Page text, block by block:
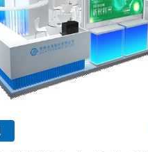
化劑-EMALEX CNS-201